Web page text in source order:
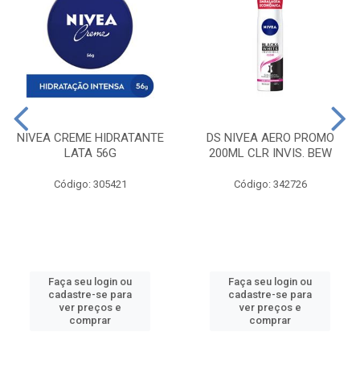
NIVEA CREME HIDRATANTE
LATA 56G
Código: 305421
Faça seu login ou
cadastre-se para
ver preços e
comprar
DS NIVEA AERO PROMO
200ML CLR INVIS. BEW
Código: 342726
Faça seu login ou
cadastre-se para
ver preços e
comprar